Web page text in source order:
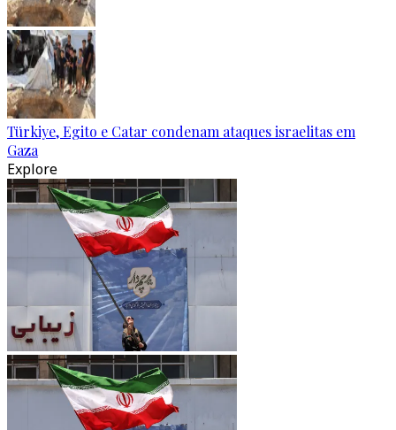
Türkiye, Egito e Catar condenam ataques israelitas em
Gaza
Explore